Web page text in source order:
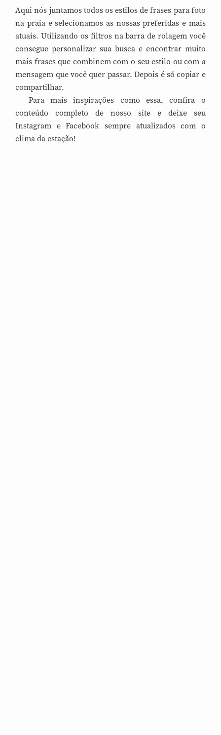
Aqui nós juntamos todos os estilos de frases para foto
na praia e selecionamos as nossas preferidas e mais
atuais. Utilizando os filtros na barra de rolagem você
consegue personalizar sua busca e encontrar muito
mais frases que combinem com o seu estilo ou com a
mensagem que você quer passar. Depois é só copiar e
compartilhar.
Para mais inspirações como essa, confira o
conteúdo completo de nosso site e deixe seu
Instagram e Facebook sempre atualizados com o
clima da estação!